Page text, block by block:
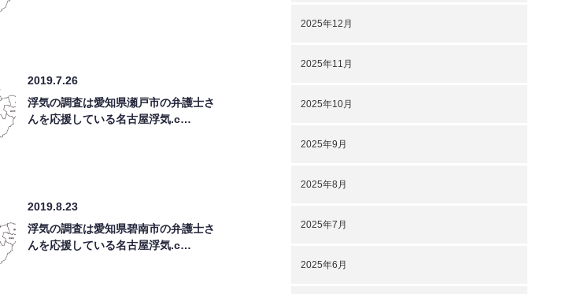
2019.7.26
浮気の調査は愛知県瀬戸市の弁護士さ
んを応援している名古屋浮気.c…
2019.8.23
浮気の調査は愛知県碧南市の弁護士さ
んを応援している名古屋浮気.c…
2025年12月
2025年11月
2025年10月
2025年9月
2025年8月
2025年7月
2025年6月